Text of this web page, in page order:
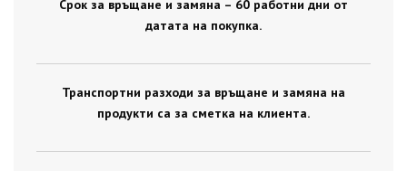
Срок за връщане и замяна – 60 работни дни от
датата на покупка.
Транспортни разходи за връщане и замяна на
продукти са за сметка на клиента.